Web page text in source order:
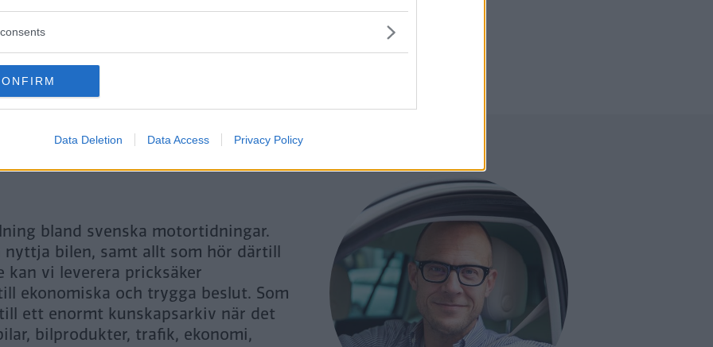
Data Deletion Data Access Privacy Policy
Aktivera din digitala prenumeration utan kostnad här.
bland svenska motortidningar.
nyttja bilen, samt allt som hör därtill
kan vi leverera pricksäker
ekonomiska och trygga beslut. Som
ett enormt kunskapsarkiv när det
bilprodukter, trafik, ekonomi,